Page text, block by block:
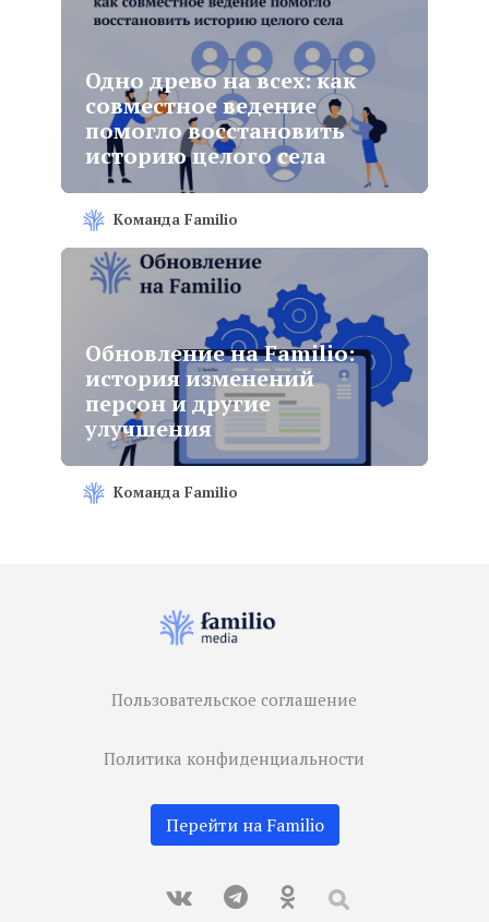
Одно древо на всех: как
совместное ведение
помогло восстановить
историю целого села
Команда Familio
Обновление на Familio:
история изменений
персон и другие
улучшения
Команда Familio
Пользовательское соглашение
Политика конфиденциальности
Перейти на Familio